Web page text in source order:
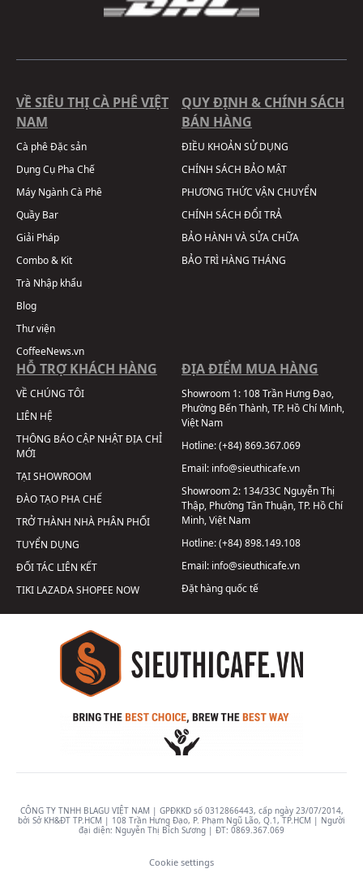
VỀ SIÊU THỊ CÀ PHÊ VIỆT
NAM
Cà phê Đặc sản
Dụng Cụ Pha Chế
Máy Ngành Cà Phê
Quầy Bar
Giải Pháp
Combo & Kit
Trà Nhập khẩu
Blog
Thư viện
CoffeeNews.vn
QUY ĐỊNH & CHÍNH SÁCH
BÁN HÀNG
ĐIỀU KHOẢN SỬ DỤNG
CHÍNH SÁCH BẢO MẬT
PHƯƠNG THỨC VẬN CHUYỂN
CHÍNH SÁCH ĐỔI TRẢ
BẢO HÀNH VÀ SỬA CHỮA
BẢO TRÌ HÀNG THÁNG
HỖ TRỢ KHÁCH HÀNG
VỀ CHÚNG TÔI
LIÊN HỆ
THÔNG BÁO CẬP NHẬT ĐỊA CHỈ
MỚI
TẠI SHOWROOM
ĐÀO TẠO PHA CHẾ
TRỞ THÀNH NHÀ PHÂN PHỐI
TUYỂN DỤNG
ĐỐI TÁC LIÊN KẾT
TIKI LAZADASHOPEE NOW
ĐỊA ĐIỂM MUA HÀNG
Showroom 1: 108 Trần Hưng Đạo,
Phường Bến Thành, TP. Hồ Chí Minh,
Việt Nam
Hotline:(+84) 869.367.069
Email: info@sieuthicafe.vn
Showroom 2: 134/33C Nguyễn Thị
Thập, Phường Tân Thuận, TP. Hồ Chí
Minh, Việt Nam
Hotline:(+84) 898.149.108
Email: info@sieuthicafe.vn
Đặt hàng quốc tế
CÔNG TY TNHH BLAGU VIỆT NAM | GPĐKKD số 0312866443, cấp ngày 23/07/2014,
bởi Sở KH&ĐT TP.HCM | 108 Trần Hưng Đạo, P. Phạm Ngũ Lão, Q.1, TP.HCM | Người
đại diện: Nguyễn Thị Bích Sương | ĐT: 0869.367.069
Cookie settings